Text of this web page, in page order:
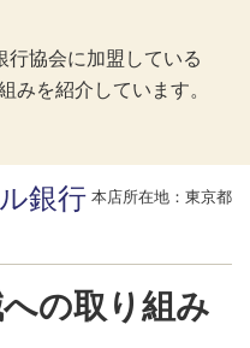
行協会に加盟している
みを紹介しています。
本店所在地：東京都
銀行
の取り組み